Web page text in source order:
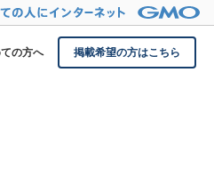
の方へ 掲載希望の方はこちら